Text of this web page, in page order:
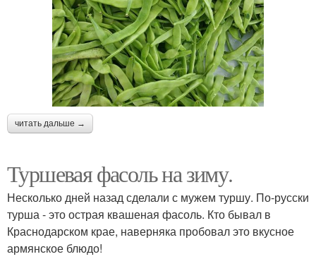
читать дальше →
Туршевая фасоль на зиму.
Несколько дней назад сделали с мужем туршу. По-русски
турша - это острая квашеная фасоль. Кто бывал в
Краснодарском крае, наверняка пробовал это вкусное
армянское блюдо!